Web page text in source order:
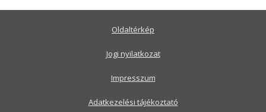
Oldaltérkép
Jogi nyilatkozat
Impresszum
Adatkezelési tájékoztató